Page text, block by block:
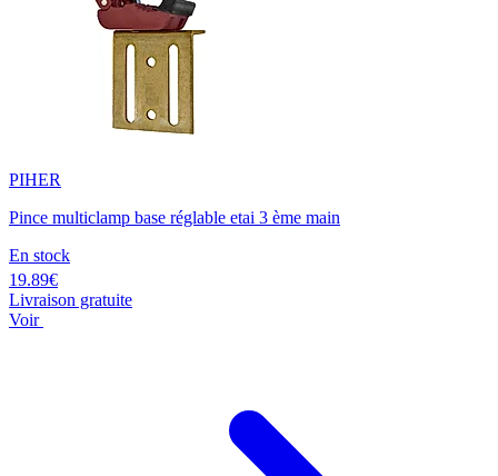
PIHER
Pince multiclamp base réglable etai 3 ème main
En stock
19.89€
Livraison gratuite
Voir